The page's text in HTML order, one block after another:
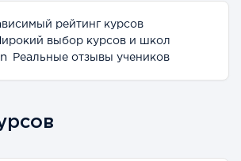
рейтинг курсов
выбор курсов и школ
Реальные отзывы учеников